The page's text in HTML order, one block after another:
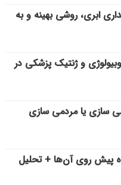
ابری، روشی بهینه و به
و ژنتیک پزشکی در
یا مردمی سازی
پیش روی آن‌ها + تحلیل